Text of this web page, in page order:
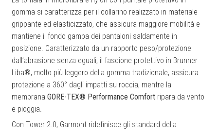
gomma si caratterizza per il collarino realizzato in materiale
grippante ed elasticizzato, che assicura maggiore mobilità e
mantiene il fondo gamba dei pantaloni saldamente in
posizione. Caratterizzato da un rapporto peso/protezione
dall’abrasione senza eguali, il fascione protettivo in Brunner
Liba®, molto più leggero della gomma tradizionale, assicura
protezione a 360° dagli impatti su roccia, mentre la
membrana GORE-TEX® Performance Comfort ripara da vento
e pioggia.
Con Tower 2.0, Garmont ridefinisce gli standard della